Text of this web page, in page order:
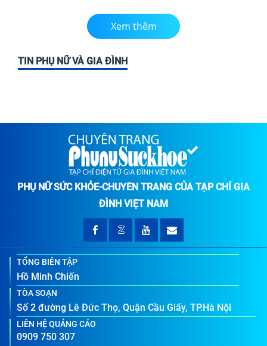
Xem thêm
TIN PHỤ NỮ VÀ GIA ĐÌNH
PHỤ NỮ SỨC KHỎE-CHUYÊN TRANG CỦA TẠP CHÍ GIA
ĐÌNH VIỆT NAM
TỔNG BIÊN TẬP
Hồ Minh Chiến
TÒA SOẠN
Số 2 đường Lê Đức Thọ, Quận Cầu Giấy, TP.Hà Nội
LIÊN HỆ QUẢNG CÁO
0909 750 307